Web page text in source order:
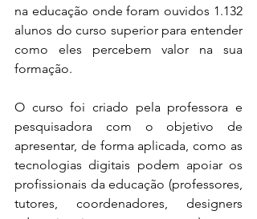
na educação onde foram ouvidos 1.132
alunos do curso superior para entender
como eles percebem valor na sua
formação.
O curso foi criado pela professora e
pesquisadora com o objetivo de
apresentar, de forma aplicada, como as
tecnologias digitais podem apoiar os
profissionais da educação (professores,
tutores, coordenadores, designers